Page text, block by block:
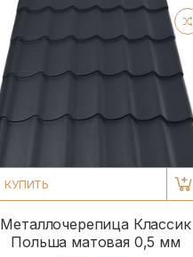
КУПИТЬ
Металлочерепица Классик
Польша матовая 0,5 мм